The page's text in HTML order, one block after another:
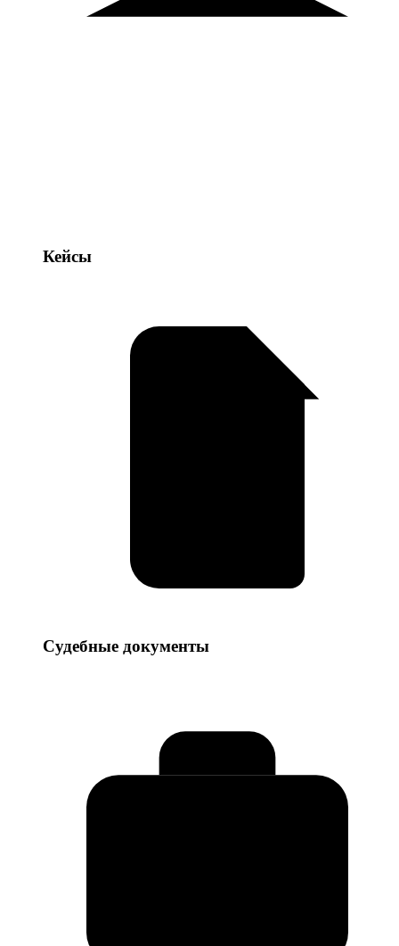
Кейсы
Кейсы
Судебные
Судебные документы